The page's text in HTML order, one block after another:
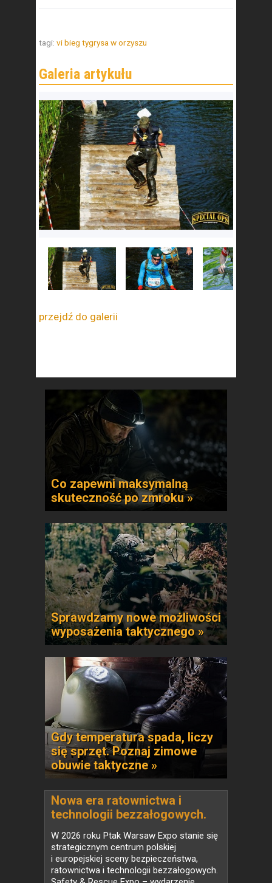
tagi: vi bieg tygrysa w orzyszu
przejdź do galerii
Co zapewni maksymalną
skuteczność po zmroku »
Sprawdzamy nowe możliwości
wyposażenia taktycznego »
Gdy temperatura spada, liczy
się sprzęt. Poznaj zimowe
obuwie taktyczne »
Nowa era ratownictwa i
technologii bezzałogowych.
Safety & Rescue Expo 2026 i
Drone World Expo łączą siły w
jednym miejscu
W 2026 roku Ptak Warsaw Expo stanie się
strategicznym centrum polskiej
i europejskiej sceny bezpieczeństwa,
ratownictwa i technologii bezzałogowych.